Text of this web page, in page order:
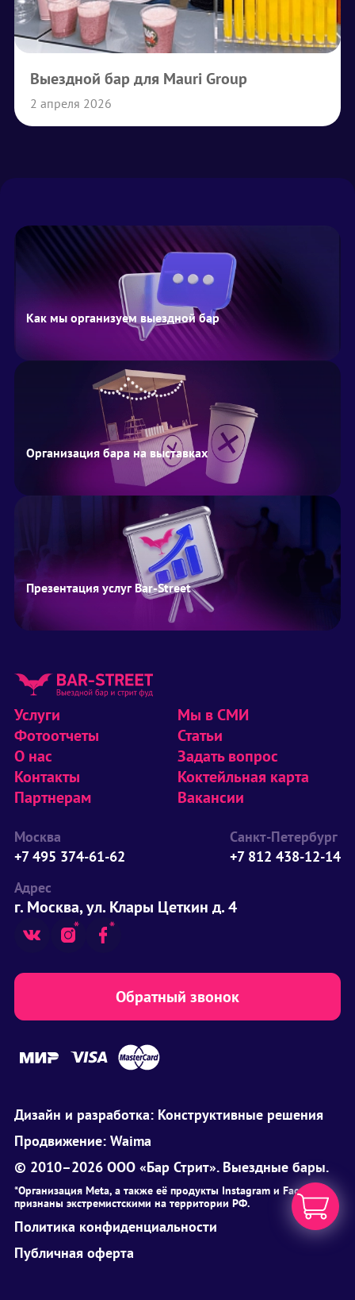
Выездной бар для Mauri Group
2 апреля 2026
Как мы организуем выездной бар
Организация бара на выставках
Презентация услуг Bar-Street
Услуги
Фотоотчеты
О нас
Контакты
Партнерам
Мы в СМИ
Статьи
Задать вопрос
Коктейльная карта
Вакансии
Москва
+7 495 374-61-62
Санкт-Петербург
+7 812 438-12-14
Адрес
г. Москва, ул. Клары Цеткин д. 4
Обратный звонок
Дизайн и разработка: Конструктивные решения
Продвижение: Waima
© 2010–2026 ООО «Бар Стрит». Выездные бары.
*Организация Meta, а также её продукты Instagram и Facebook
признаны экстремистскими на территории РФ.
Политика конфиденциальности
Публичная оферта